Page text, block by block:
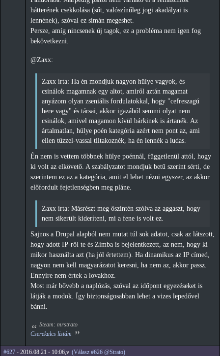
hátterének csekkolása (sőt, valószínűleg jogi akadályai is
lennének), szóval ez simán megeshet.
Persze, amíg nincsenek új tagok, ez a probléma nem igen fog
bekövetkezni.
@Zaxx:
Zaxx írta: Ha én mondjuk nagyon hülye vagyok, és
csinálok magamnak egy altot, amiről aztán magamat
anyázom olyan zseniális fordulatokkal, hogy "cefreszagú
here vagy" és társai, akkor igazából semmi olyat nem
csinálok, amivel magamon kívül bárkinek is ártanék. Az
ártalmatlan, hülye poén kategória azért nem pont az, ami
ellen tűzzel-vassal tiltakoznék, ha én lennék a ludas.
Én nem is vettem többnek hülye poénnál, függetlenül attól, hogy
ki volt az elkövető. A szabályzatot mondjuk betű szerint sérti, de
szerintem ez az a kategória, amit el lehet nézni egyszer, az akkor
előfordult fejetlenségben meg pláne.
Zaxx írta: Másrészt meg őszintén szólva az aggaszt, hogy
nem sikerült kideríteni, mi a fene is volt ez.
Sajnos a Drupal alapból nem mutat túl sok adatot, csak az látszott,
hogy adott IP-ről te és Zimba is bejelentkezett, az nem, hogy ki
mikor használta azt (ha jól értettem). Ha dinamikus az IP címed,
nagyon nem kell magyarázatot keresni, ha nem az, akkor passz.
Ennyire nem értek a lovakhoz.
Most már bővebb a naplózás, szóval az időpont egyezéseket is
látják a modok. Így biztonságosabban lehet a vizes lepedővel
bánni.
Steam: mrstrato
Cserekulcs listám
#627 - 2016.08.21 - 10:06,v (Válasz #626 @Strato)